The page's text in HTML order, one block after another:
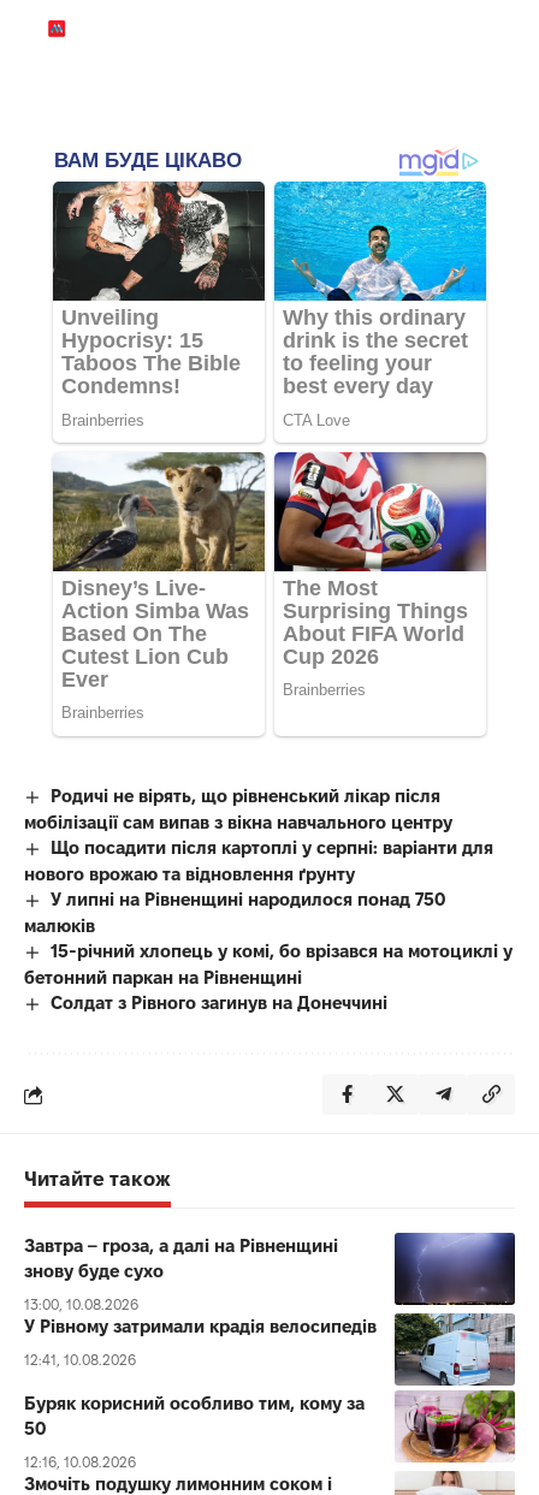
Родичі не вірять, що рівненський лікар після
мобілізації сам випав з вікна навчального центру
Що посадити після картоплі у серпні: варіанти для
нового врожаю та відновлення ґрунту
У липні на Рівненщині народилося понад 750
малюків
15-річний хлопець у комі, бо врізався на мотоциклі у
бетонний паркан на Рівненщині
Солдат з Рівного загинув на Донеччині
Читайте також
Завтра – гроза, а далі на Рівненщині
знову буде сухо
13:00, 10.08.2026
У Рівному затримали крадія велосипедів
12:41, 10.08.2026
Буряк корисний особливо тим, кому за
50
12:16, 10.08.2026
Змочіть подушку лимонним соком і